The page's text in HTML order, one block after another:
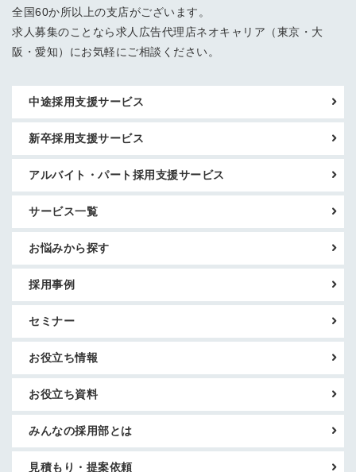
全国60か所以上の支店がございます。
求人募集のことなら求人広告代理店ネオキャリア（東京・大
阪・愛知）にお気軽にご相談ください。
中途採用支援サービス
新卒採用支援サービス
アルバイト・パート採用支援サービス
サービス一覧
お悩みから探す
採用事例
セミナー
お役立ち情報
お役立ち資料
みんなの採用部とは
見積もり・提案依頼